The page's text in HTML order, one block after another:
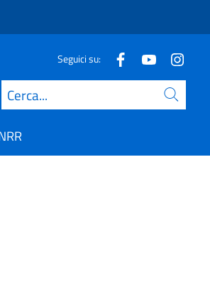
Seguici su:
Cerca